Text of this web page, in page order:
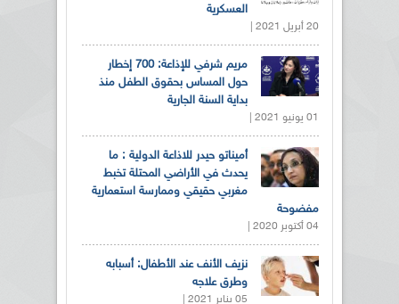
العسكرية
20 أبريل 2021 |
مريم شرفي للإذاعة: 700 إخطار
حول المساس بحقوق الطفل منذ
بداية السنة الجارية
01 يونيو 2021 |
أميناتو حيدر للاذاعة الدولية : ما
يحدث في الأراضي المحتلة تخبط
مغربي حقيقي وممارسة استعمارية
مفضوحة
04 أكتوبر 2020 |
نزيف الأنف عند الأطفال: أسبابه
وطرق علاجه
05 يناير 2021 |